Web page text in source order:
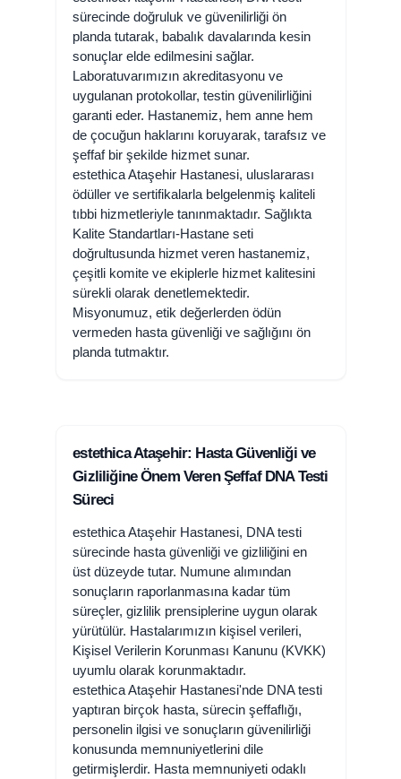
sürecinde doğruluk ve güvenilirliği ön
planda tutarak, babalık davalarında kesin
sonuçlar elde edilmesini sağlar.
Laboratuvarımızın akreditasyonu ve
uygulanan protokollar, testin güvenilirliğini
garanti eder. Hastanemiz, hem anne hem
de çocuğun haklarını koruyarak, tarafsız ve
şeffaf bir şekilde hizmet sunar.
estethica Ataşehir Hastanesi, uluslararası
ödüller ve sertifikalarla belgelenmiş kaliteli
tıbbi hizmetleriyle tanınmaktadır. Sağlıkta
Kalite Standartları-Hastane seti
doğrultusunda hizmet veren hastanemiz,
çeşitli komite ve ekiplerle hizmet kalitesini
sürekli olarak denetlemektedir.
Misyonumuz, etik değerlerden ödün
vermeden hasta güvenliği ve sağlığını ön
planda tutmaktır.
estethica Ataşehir: Hasta Güvenliği ve
Gizliliğine Önem Veren Şeffaf DNA Testi
Süreci
estethica Ataşehir Hastanesi, DNA testi
sürecinde hasta güvenliği ve gizliliğini en
üst düzeyde tutar. Numune alımından
sonuçların raporlanmasına kadar tüm
süreçler, gizlilik prensiplerine uygun olarak
yürütülür. Hastalarımızın kişisel verileri,
Kişisel Verilerin Korunması Kanunu (KVKK)
uyumlu olarak korunmaktadır.
estethica Ataşehir Hastanesi'nde DNA testi
yaptıran birçok hasta, sürecin şeffaflığı,
personelin ilgisi ve sonuçların güvenilirliği
konusunda memnuniyetlerini dile
getirmişlerdir. Hasta memnuniyeti odaklı